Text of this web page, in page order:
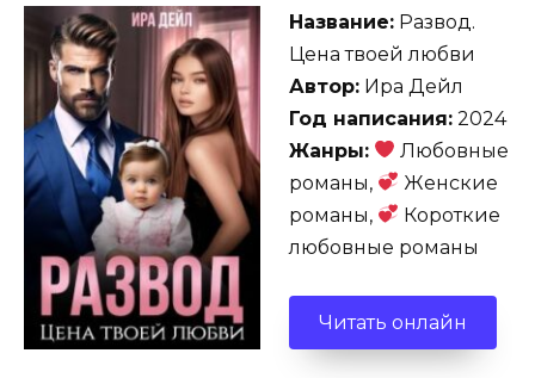
Название: Развод.
Цена твоей любви
Автор: Ира Дейл
Год написания: 2024
Жанры:
Любовные
романы,
Женские
романы,
Короткие
любовные романы
Читать онлайн